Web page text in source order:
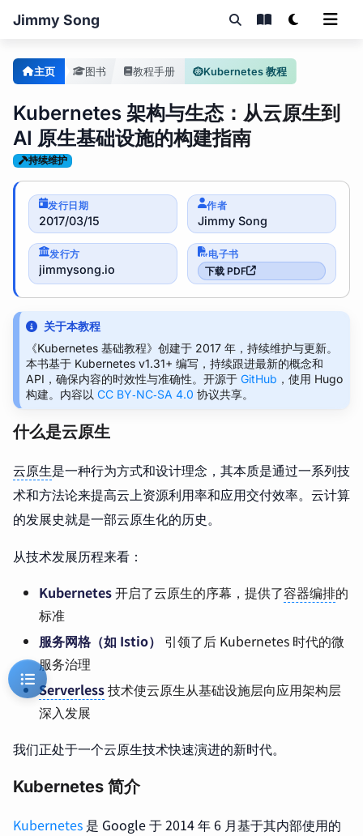
Jimmy Song
主页 图书 教程手册 Kubernetes 教程
Kubernetes 架构与生态：从云原生到
AI 原生基础设施的构建指南
持续维护
发行日期
2017/03/15
作者
Jimmy Song
发行方
jimmysong.io
电子书
下载 PDF
关于本教程
《Kubernetes 基础教程》创建于 2017 年，持续维护与更新。
本书基于 Kubernetes v1.31+ 编写，持续跟进最新的概念和
API，确保内容的时效性与准确性。开源于 GitHub ，使用 Hugo
构建。内容以 CC BY‑NC‑SA 4.0 协议共享。
什么是云原生
云原生是一种行为方式和设计理念，其本质是通过一系列技
术和方法论来提高云上资源利用率和应用交付效率。云计算
的发展史就是一部云原生化的历史。
从技术发展历程来看：
Kubernetes开启了云原生的序幕，提供了容器编排的
标准
服务网格（如 Istio） 引领了后 Kubernetes 时代的微
服务治理
Serverless技术使云原生从基础设施层向应用架构层
深入发展
我们正处于一个云原生技术快速演进的新时代。
Kubernetes 简介
Kubernetes 是 Google 于 2014 年 6 月基于其内部使用的